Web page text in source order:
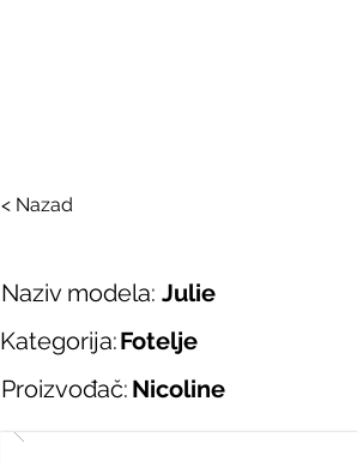
< Nazad
Naziv modela: Julie
Kategorija:Fotelje
Proizvođač: Nicoline